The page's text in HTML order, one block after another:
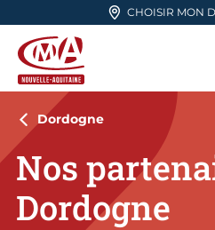
Aller en haut de page
CHOISIR MON
CMA Nouvelle-Aquitaine
Dordogne
Nos
Dordogne